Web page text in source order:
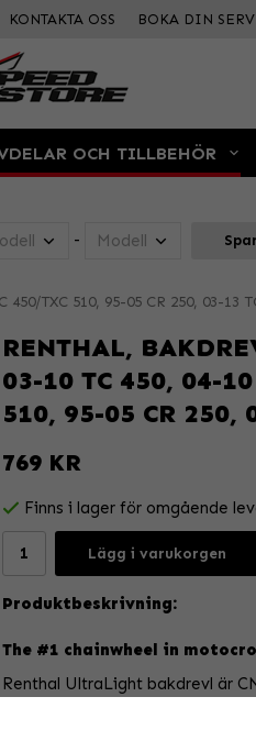
KONTAKTA OSS BOKA DIN
OCH TILLBEHÖR
-
TXC 510, 95-05 CR 250, 03-13
RENTHAL,
03-10 TC 450, 04-
510, 95-05 CR 250,
769 KR
Finns i lager för omgående
Lägg i varukorgen
Produktbeskrivning:
The #1 chainwheel in
Renthal UltraLight bakdrevl är
aluminium till extremt snäva
Datorkonstruerad och testad